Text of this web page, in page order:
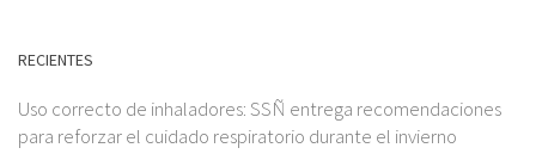
RECIENTES
Uso correcto de inhaladores: SSÑ entrega recomendaciones
para reforzar el cuidado respiratorio durante el invierno